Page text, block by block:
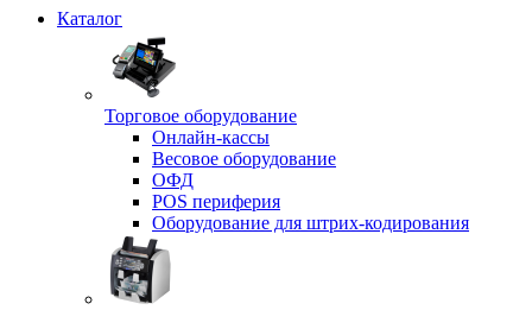
Каталог
Торговое оборудование
Онлайн-кассы
Весовое оборудование
ОФД
POS периферия
Оборудование для штрих-кодирования